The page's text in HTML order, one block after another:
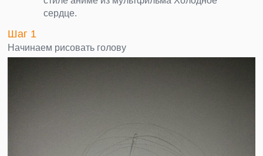
сердце.
Шаг 1
Начинаем рисовать голову